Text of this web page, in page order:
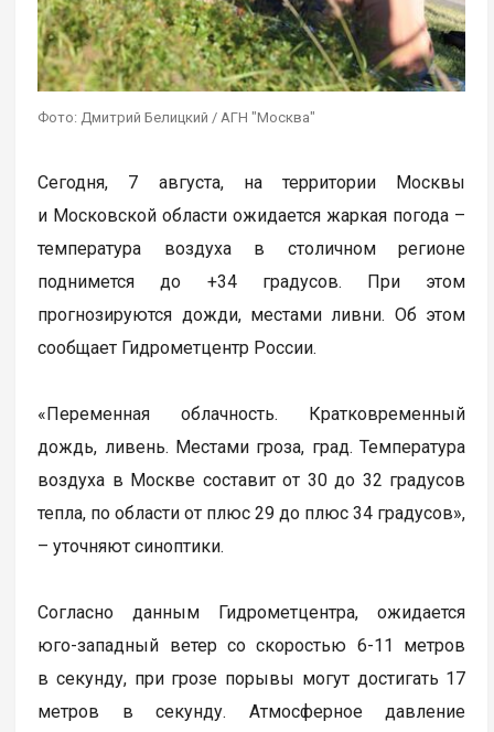
Фото: Дмитрий Белицкий / АГН "Москва"
Сегодня, 7 августа, на территории Москвы
и Московской области ожидается жаркая погода –
температура воздуха в столичном регионе
поднимется до +34 градусов. При этом
прогнозируются дожди, местами ливни. Об этом
сообщает Гидрометцентр России.
«Переменная облачность. Кратковременный
дождь, ливень. Местами гроза, град. Температура
воздуха в Москве составит от 30 до 32 градусов
тепла, по области от плюс 29 до плюс 34 градусов»,
– уточняют синоптики.
Согласно данным Гидрометцентра, ожидается
юго-западный ветер со скоростью 6-11 метров
в секунду, при грозе порывы могут достигать 17
метров в секунду. Атмосферное давление